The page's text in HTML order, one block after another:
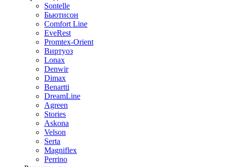
Sontelle
Бьютисон
Comfort Line
EveRest
Promtex-Orient
Виртуоз
Lonax
Denwir
Dimax
Benartti
DreamLine
Agreen
Stories
Askona
Velson
Serta
Magniflex
Perrino